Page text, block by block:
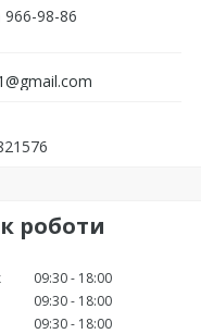
966-98-86
роботи
09:30
18:00
09:30
18:00
09:30
18:00